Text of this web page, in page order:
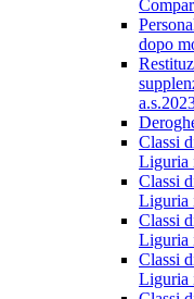
dopo
Classi
Liguria
Classi
Liguria
Classi
Liguria
Classi
Liguria